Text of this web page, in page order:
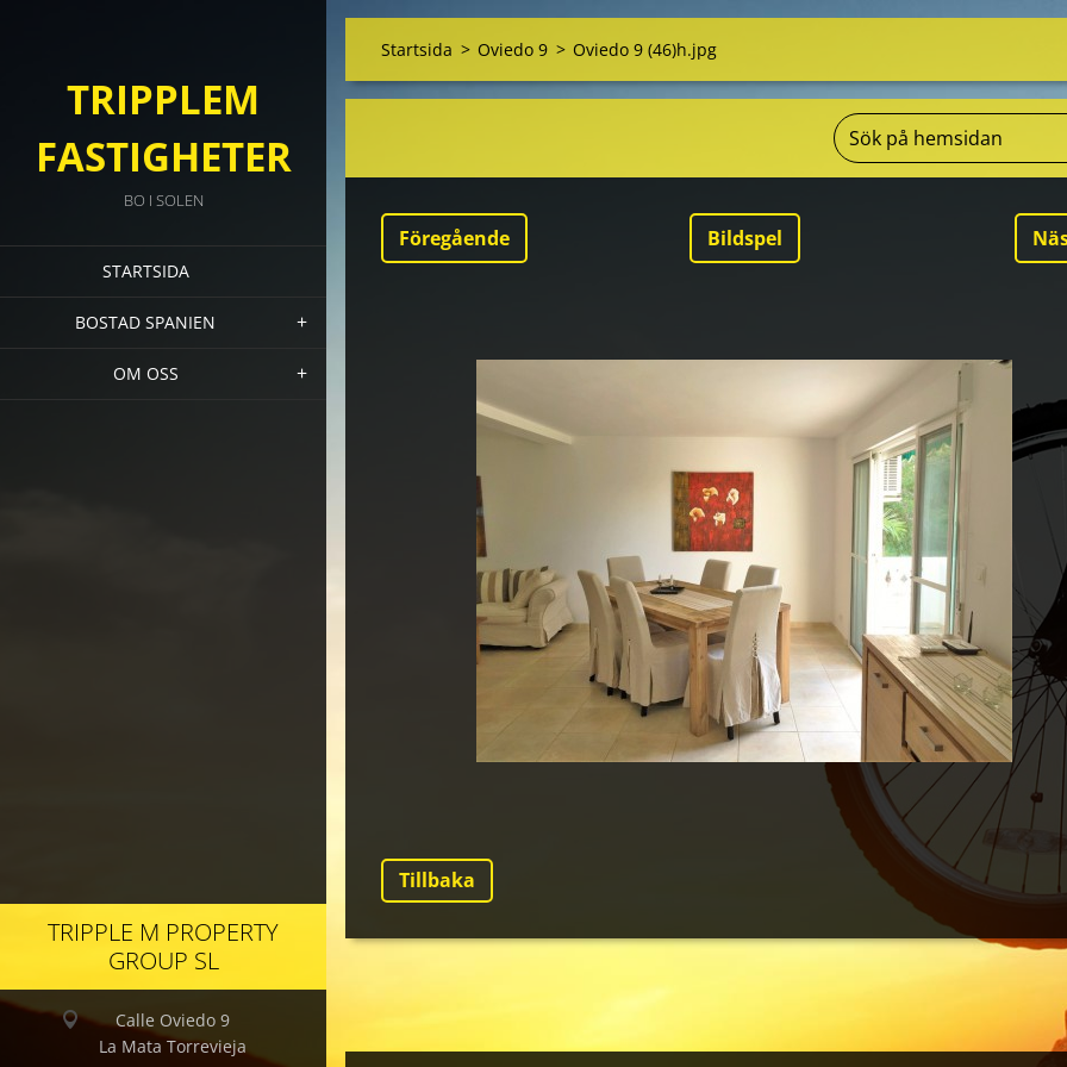
TRIPPLEM
FASTIGHETER
BO I SOLEN
STARTSIDA
BOSTAD SPANIEN
OM OSS
TRIPPLE M PROPERTY
GROUP SL
Calle Oviedo 9
La Mata Torrevieja
Startsida > Oviedo 9 > Oviedo 9 (46)h.jpg
Föregående Bildspel
Tillbaka